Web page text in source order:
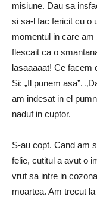
misiune. Dau sa
si sa-l fac fericit cu o
momentul in care
flescait ca o
lasaaaaat! Ce facem
Si: „Il punem asa”.
am indesat in el
naduf in cuptor.
S-au copt. Cand am
felie, cutitul a avut o
vrut sa intre in
moartea. Am trecut